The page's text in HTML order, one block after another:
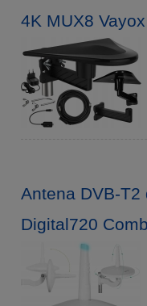
4K MUX8
Antena DVB-T2
Digital720